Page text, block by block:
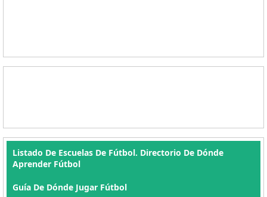
Listado De Escuelas De Fútbol. Directorio De Dónde
Aprender Fútbol
Guía De Dónde Jugar Fútbol